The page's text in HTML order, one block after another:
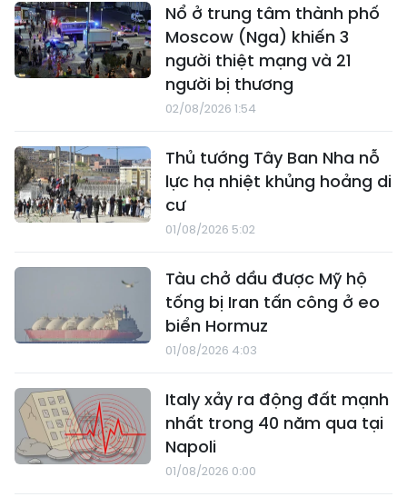
Nổ ở trung tâm thành phố
Moscow (Nga) khiến 3
người thiệt mạng và 21
người bị thương
02/08/2026 1:54
Thủ tướng Tây Ban Nha nỗ
lực hạ nhiệt khủng hoảng di
cư
01/08/2026 5:02
Tàu chở dầu được Mỹ hộ
tống bị Iran tấn công ở eo
biển Hormuz
01/08/2026 4:03
Italy xảy ra động đất mạnh
nhất trong 40 năm qua tại
Napoli
01/08/2026 0:00